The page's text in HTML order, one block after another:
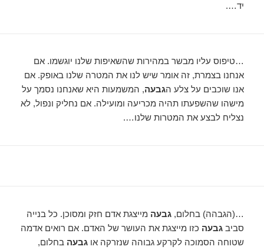
יד….
…טיפוס עליו מבשר במהירות שהשאיפות שלנו יוגשמו. אם
אנחנו בצמרת, זה אומר שיש לנו את המטרה שלנו באופק. אם
אנו שוכבים על צלע הגבעה, המשמעות היא שאנחנו נסמך על
מישהו שהשפעתו תהיה מכריעה ומועילה. אם נחליק ונפול, לא
נצליח לבצע את המטרות שלנו….
…(הגבהה) בחלום,גבעה מייצגת אדם חזק ומסוכן. כל בנייה
סביבגבעה כזו מייצגת את העושר של האדם. אם רואים אדמה
שטוחה הסמוכה לקרקע גבוהה שנזרקה אוגבעה בחלום,